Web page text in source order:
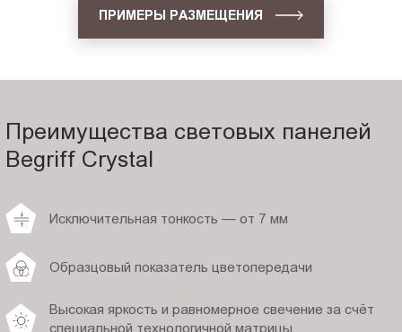
ПРИМЕРЫ РАЗМЕЩЕНИЯ
Преимущества световых панелей
Begriff Crystal
Исключительная тонкость — от 7 мм
Образцовый показатель цветопередачи
Высокая яркость и равномерное свечение за счёт
специальной технологичной матрицы